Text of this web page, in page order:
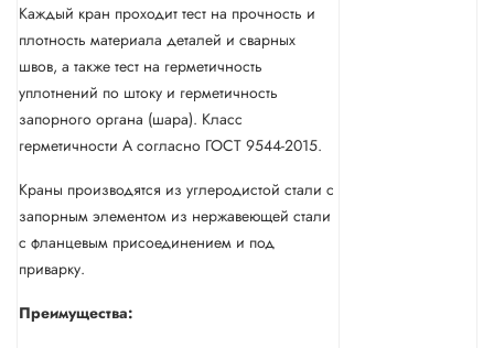
Каждый кран проходит тест на прочность и
плотность материала деталей и сварных
швов, а также тест на герметичность
уплотнений по штоку и герметичность
запорного органа (шара). Класс
герметичности А согласно ГОСТ 9544-2015.
Краны производятся из углеродистой стали с
запорным элементом из нержавеющей стали
с фланцевым присоединением и под
приварку.
Преимущества: